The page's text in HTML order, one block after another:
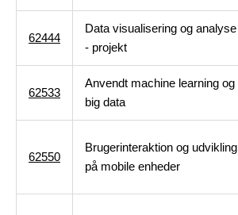
62444
Data visualisering og analyse
- projekt
62533
Anvendt machine learning og
big data
62550
Brugerinteraktion og udvikling
på mobile enheder